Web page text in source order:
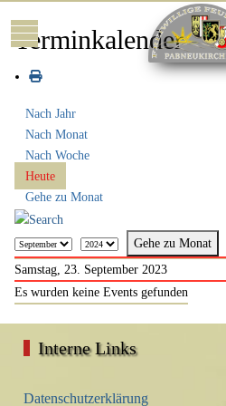
Mobile Menu Toggle
Terminkalender
Nach Jahr
Nach Monat
Nach Woche
Heute
Gehe zu Monat
Gehe zu Monat
Samstag, 23. September 2023
Es wurden keine Events gefunden
Interne Links
Datenschutzerklärung